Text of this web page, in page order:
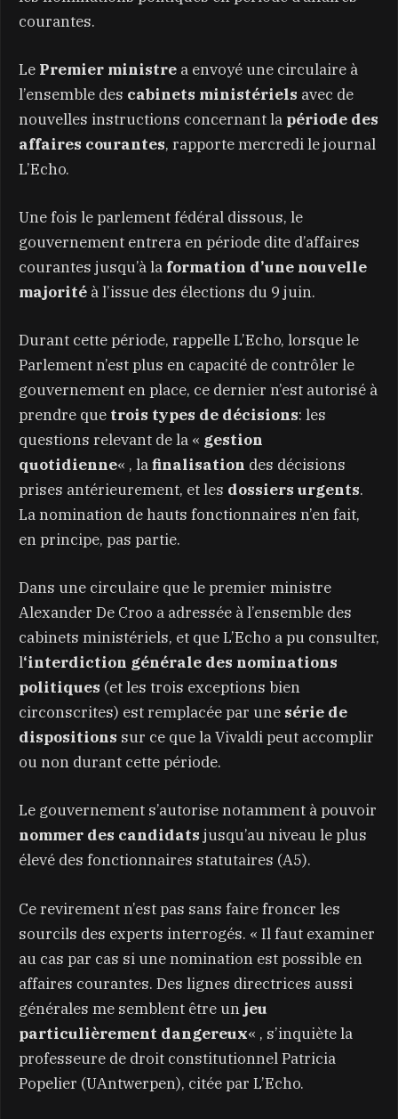
courantes.
Le Premier ministre a envoyé une circulaire à
l’ensemble des cabinets ministériels avec de
nouvelles instructions concernant la période des
affaires courantes, rapporte mercredi le journal
L’Echo.
Une fois le parlement fédéral dissous, le
gouvernement entrera en période dite d’affaires
courantes jusqu’à la formation d’une nouvelle
majorité à l’issue des élections du 9 juin.
Durant cette période, rappelle L’Echo, lorsque le
Parlement n’est plus en capacité de contrôler le
gouvernement en place, ce dernier n’est autorisé à
prendre que trois types de décisions: les
questions relevant de la « gestion
quotidienne« , lafinalisation des décisions
prises antérieurement, et les dossiers urgents.
La nomination de hauts fonctionnaires n’en fait,
en principe, pas partie.
Dans une circulaire que le premier ministre
Alexander De Croo a adressée à l’ensemble des
cabinets ministériels, et que L’Echo a pu consulter,
l‘interdiction générale des nominations
politiques (et les trois exceptions bien
circonscrites) est remplacée par une série de
dispositions sur ce que la Vivaldi peut accomplir
ou non durant cette période.
Le gouvernement s’autorise notamment à pouvoir
nommer des candidats jusqu’au niveau le plus
élevé des fonctionnaires statutaires (A5).
Ce revirement n’est pas sans faire froncer les
sourcils des experts interrogés. « Il faut examiner
au cas par cas si une nomination est possible en
affaires courantes. Des lignes directrices aussi
générales me semblent être un jeu
particulièrement dangereux« , s’inquiète la
professeure de droit constitutionnel Patricia
Popelier (UAntwerpen), citée par L’Echo.